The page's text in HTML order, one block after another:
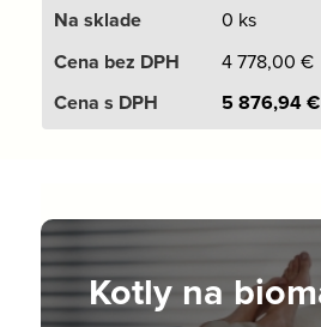
0 ks
4 778,00 €
5 876,94€
Kotly na